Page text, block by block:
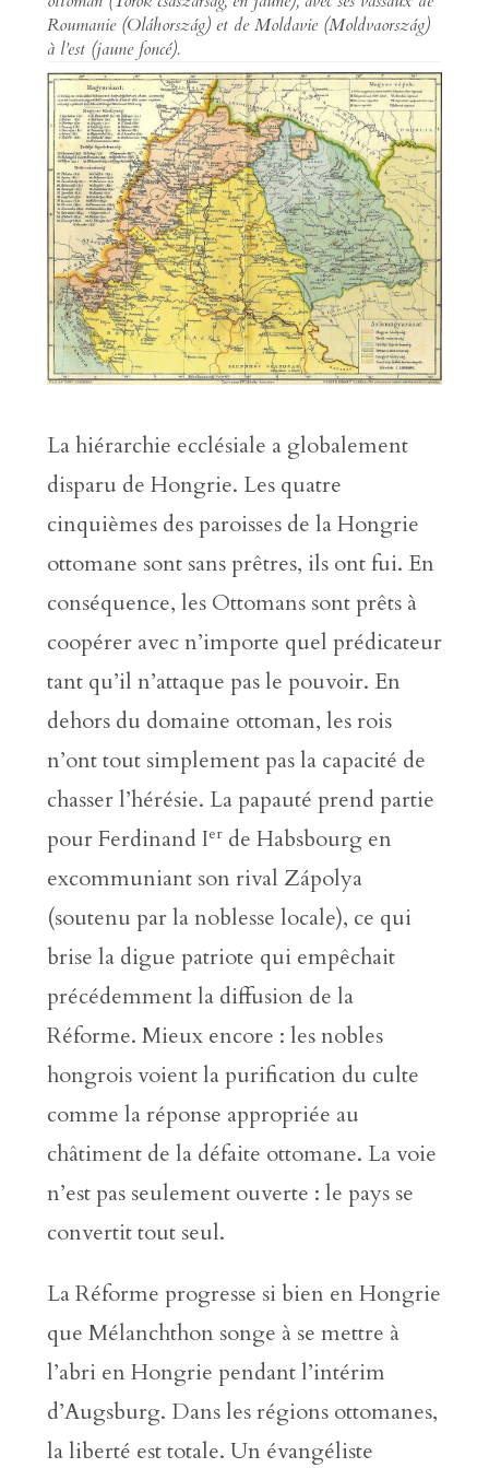
Roumanie (Oláhország) et de Moldavie (Moldvaország)
à l’est (jaune foncé).
La hiérarchie ecclésiale a globalement
disparu de Hongrie. Les quatre
cinquièmes des paroisses de la Hongrie
ottomane sont sans prêtres, ils ont fui. En
conséquence, les Ottomans sont prêts à
coopérer avec n’importe quel prédicateur
tant qu’il n’attaque pas le pouvoir. En
dehors du domaine ottoman, les rois
n’ont tout simplement pas la capacité de
chasser l’hérésie. La papauté prend partie
pour Ferdinand Ierde Habsbourg en
excommuniant son rival Zápolya
(soutenu par la noblesse locale), ce qui
brise la digue patriote qui empêchait
précédemment la diffusion de la
Réforme. Mieux encore : les nobles
hongrois voient la purification du culte
comme la réponse appropriée au
châtiment de la défaite ottomane. La voie
n’est pas seulement ouverte : le pays se
convertit tout seul.
La Réforme progresse si bien en Hongrie
que Mélanchthon songe à se mettre à
l’abri en Hongrie pendant l’intérim
d’Augsburg. Dans les régions ottomanes,
la liberté est totale. Un évangéliste